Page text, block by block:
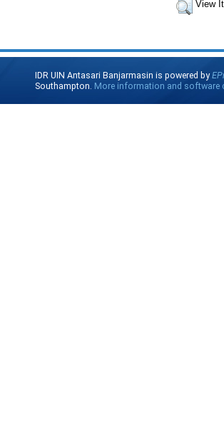
View
IDR UIN Antasari Banjarmasin is powered by
Southampton. More information and software